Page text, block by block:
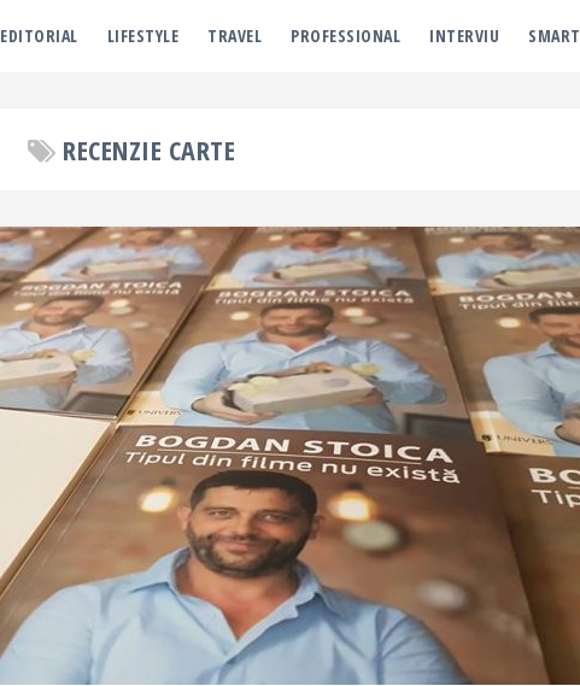
EDITORIAL LIFESTYLE TRAVEL PROFESSIONAL INTERVIU SMART
RECENZIE CARTE